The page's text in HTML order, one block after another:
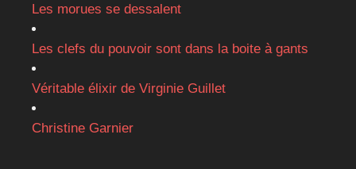
Les morues se dessalent
Les clefs du pouvoir sont dans la boite à gants
Véritable élixir de Virginie Guillet
Christine Garnier